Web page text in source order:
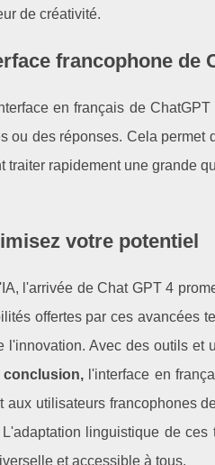
de créativité.
francophone de
en français de
ou des réponses. Cela permet
rapidement une grande
votre potentiel
l'arrivée de Chat GPT 4
offertes par ces avancées
Avec des outils et
conclusion,l'interface en
utilisateurs francophones
linguistique de ces
et accessible à tous.